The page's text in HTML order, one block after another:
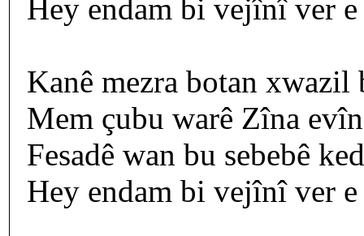
Hey endam bi vejînî ver
Kanê mezra botan xwazil
Mem çubu warê Zîna
Fesadê wan bu sebebê
Hey endam bi vejînî ver